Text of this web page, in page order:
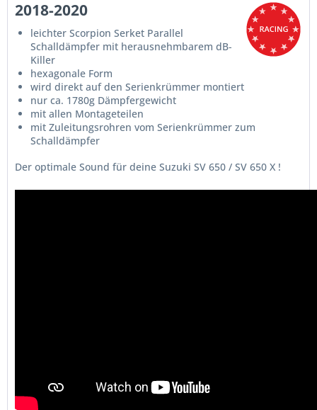
2018-2020
leichter Scorpion Serket Parallel
Schalldämpfer mit herausnehmbarem dB-
Killer
hexagonale Form
wird direkt auf den Serienkrümmer montiert
nur ca. 1780g Dämpfergewicht
mit allen Montageteilen
mit Zuleitungsrohren vom Serienkrümmer zum
Schalldämpfer
Der optimale Sound für deine Suzuki SV 650 / SV 650 X !